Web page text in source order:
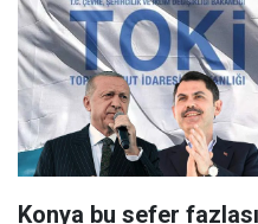
Konya bu sefer